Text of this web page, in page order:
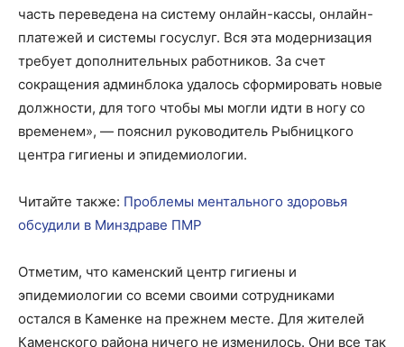
часть переведена на систему онлайн-кассы, онлайн-
платежей и системы госуслуг. Вся эта модернизация
требует дополнительных работников. За счет
сокращения админблока удалось сформировать новые
должности, для того чтобы мы могли идти в ногу со
временем», — пояснил руководитель Рыбницкого
центра гигиены и эпидемиологии.
Читайте также: Проблемы ментального здоровья
обсудили в Минздраве ПМР
Отметим, что каменский центр гигиены и
эпидемиологии со всеми своими сотрудниками
остался в Каменке на прежнем месте. Для жителей
Каменского района ничего не изменилось. Они все так